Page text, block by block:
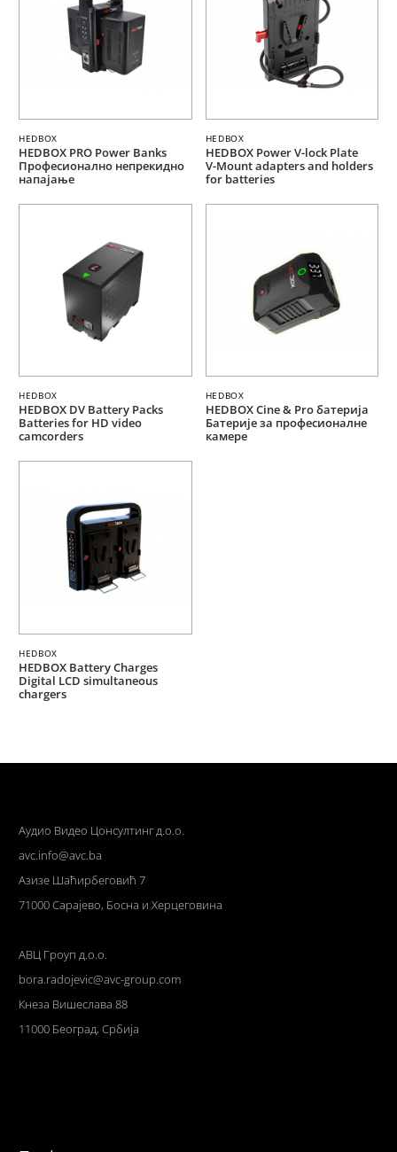
HEDBOX
HEDBOX PRO Power Banks
Професионално непрекидно
напајање
HEDBOX
HEDBOX Power V-lock Plate
V-Mount adapters and holders
for batteries
HEDBOX
HEDBOX DV Battery Packs
Batteries for HD video
camcorders
HEDBOX
HEDBOX Cine & Pro батерија
Батерије за професионалне
камере
HEDBOX
HEDBOX Battery Charges
Digital LCD simultaneous
chargers
Аудио Видео Цонсултинг д.о.о.
avc.info@avc.ba
Азизе Шаћирбеговић 7
71000 Сарајево, Босна и Херцеговина
АВЦ Гроуп д.о.о.
bora.radojevic@avc-group.com
Кнеза Вишеслава 88
11000 Београд, Србија